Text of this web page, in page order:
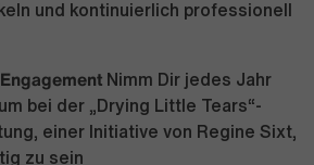
und kontinuierlich professionell
Nimm Dir jedes Jahr
bei der „Drying Little Tears“-
einer Initiative von Regine Sixt,
zu sein